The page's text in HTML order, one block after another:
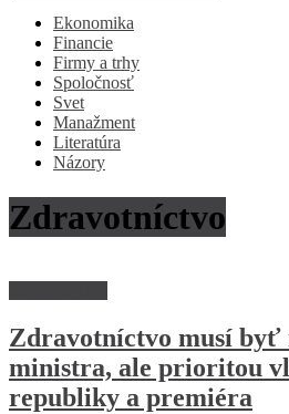
Ekonomika
Financie
Firmy a trhy
Spoločnosť
Svet
Manažment
Literatúra
Názory
Zdravotníctvo
Zdravotníctvo musí byť
ministra, ale prioritou
republiky a premiéra